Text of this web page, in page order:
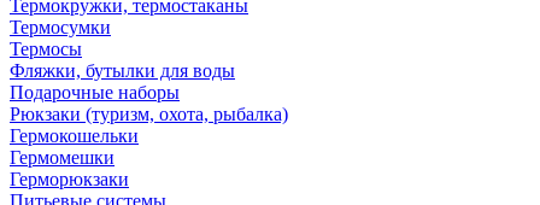
Термокружки, термостаканы
Термосумки
Термосы
Фляжки, бутылки для воды
Подарочные наборы
Рюкзаки (туризм, охота, рыбалка)
Гермокошельки
Гермомешки
Герморюкзаки
Питьевые системы